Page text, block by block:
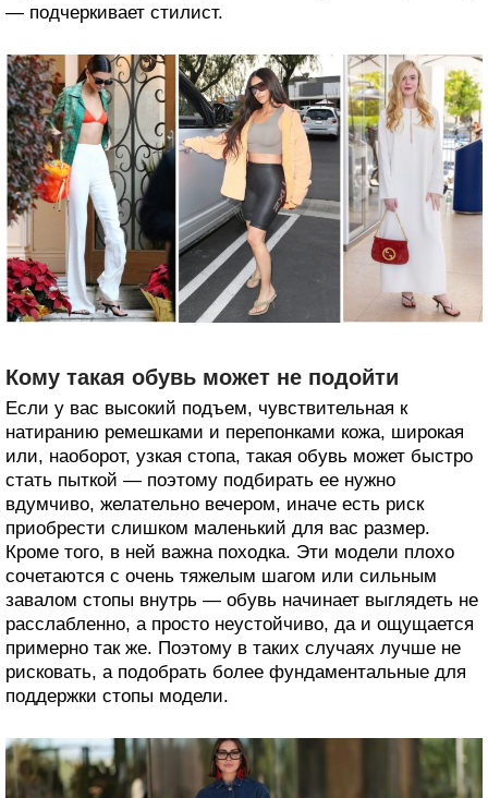
— подчеркивает стилист.
Кому такая обувь может не подойти
Если у вас высокий подъем, чувствительная к
натиранию ремешками и перепонками кожа, широкая
или, наоборот, узкая стопа, такая обувь может быстро
стать пыткой — поэтому подбирать ее нужно
вдумчиво, желательно вечером, иначе есть риск
приобрести слишком маленький для вас размер.
Кроме того, в ней важна походка. Эти модели плохо
сочетаются с очень тяжелым шагом или сильным
завалом стопы внутрь — обувь начинает выглядеть не
расслабленно, а просто неустойчиво, да и ощущается
примерно так же. Поэтому в таких случаях лучше не
рисковать, а подобрать более фундаментальные для
поддержки стопы модели.